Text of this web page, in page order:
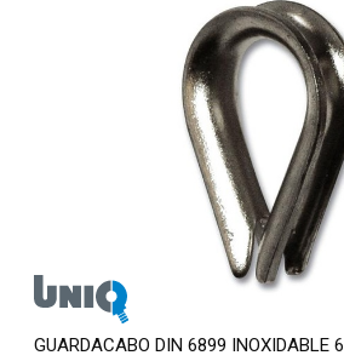
GUARDACABO DIN 6899 INOXIDABLE 6